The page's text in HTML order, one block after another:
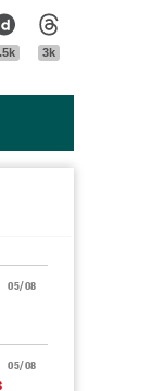
Dailymotion
3k
05/08
05/08